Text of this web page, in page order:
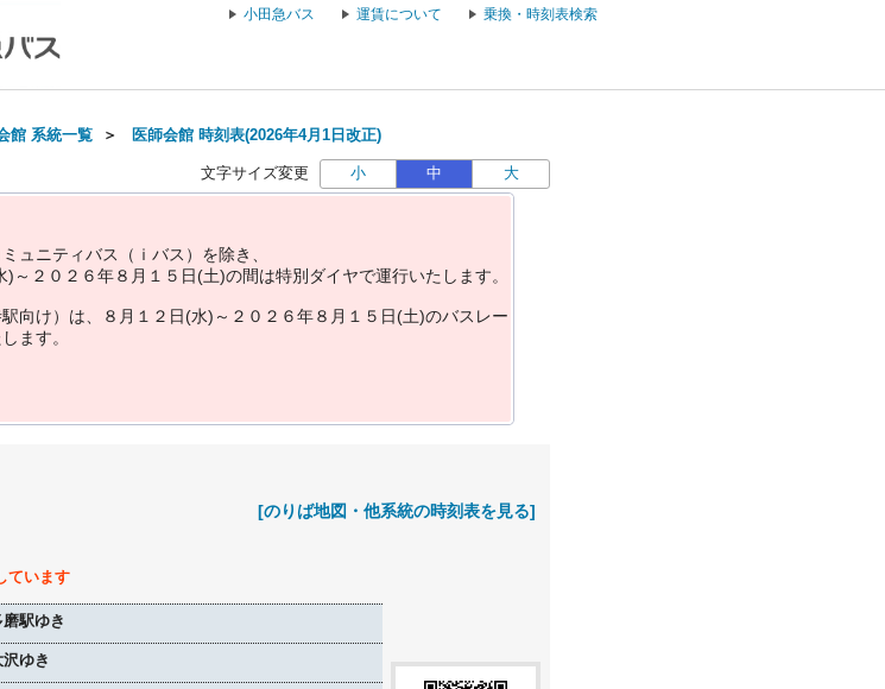
小田急バス 運賃について 乗換・時刻表検索
館 系統一覧 ＞ 医師会館 時刻表(2026年4月1日改正)
文字サイズ変更 小 中 大
ミ ュ ニテ ィバス （ ｉ バス ） を除き
) ～ ２ ０ ２ ６年８ 月 １ ５ 日(土)の間は特別 ダイヤで運行いた し ます。
駅向け） は ８ 月 １ ２ 日(水) ～ ２ ０ ２ ６年８ 月 １ ５ 日(土)のバス レー
し ます。
[のりば地図・他系統の時刻表を見る]
ています
磨駅ゆき
沢ゆき